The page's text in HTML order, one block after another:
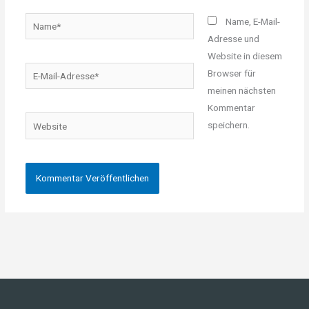
Mail-
Website
Name, E-Mail-
Adresse und
Website in diesem
Browser für
meinen nächsten
Kommentar
speichern.